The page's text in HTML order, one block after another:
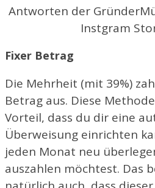
Antworten der
Instgram
Fixer Betrag
Die Mehrheit (mit 39%)
Betrag aus. Diese
Vorteil, dass du dir eine
Überweisung einrichten
jeden Monat neu
auszahlen möchtest. Das